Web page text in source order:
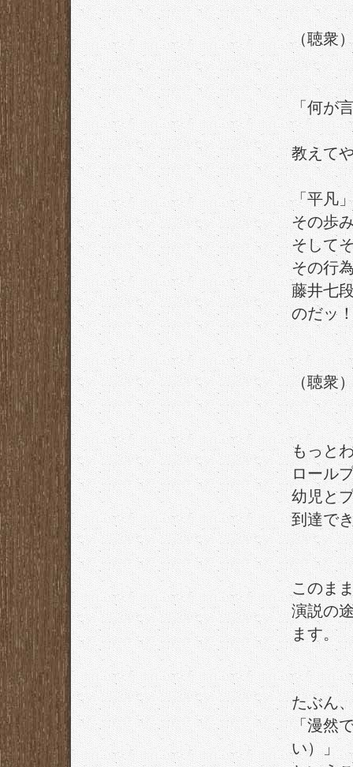
（聴衆
「何が
教えて
「平凡
その歩
そして
その行
藤井七
のだッ
（聴衆
もっと
ロール
幼児と
到達で
このま
演説の
ます。
たぶん
「漫然
い）」